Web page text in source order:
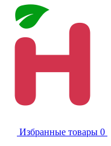
Избранные товары 0